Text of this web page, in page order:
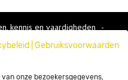
kennis en vaardigheden
-
Gebruiksvoorwaarden
onze bezoekersgegevens,